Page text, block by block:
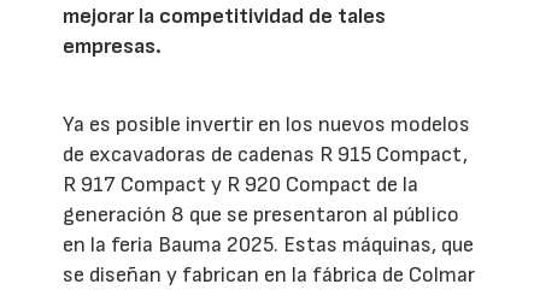
mejorar la competitividad de tales
empresas.
Ya es posible invertir en los nuevos modelos
de excavadoras de cadenas R 915 Compact,
R 917 Compact y R 920 Compact de la
generación 8 que se presentaron al público
en la feria Bauma 2025. Estas máquinas, que
se diseñan y fabrican en la fábrica de Colmar